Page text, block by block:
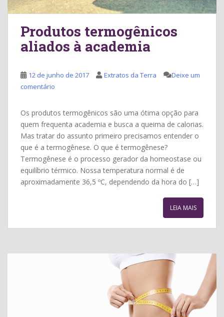
Produtos termogênicos
aliados à academia
12 de junho de 2017 Extratos da Terra
Deixe um
comentário
Os produtos termogênicos são uma ótima opção para
quem frequenta academia e busca a queima de calorias.
Mas tratar do assunto primeiro precisamos entender o
que é a termogênese. O que é termogênese?
Termogênese é o processo gerador da homeostase ou
equilíbrio térmico. Nossa temperatura normal é de
aproximadamente 36,5 ºC, dependendo da hora do […]
LEIA MAIS